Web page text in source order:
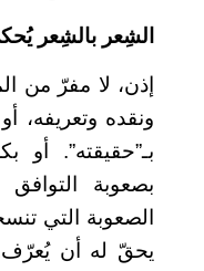
الشِعر بالشِعر
إذن، لا مفرّ من
ونقده وتعريفه،
بـ”حقيقته”. أو
بصعوبة
الصعوبة التي
يحقّ له أن